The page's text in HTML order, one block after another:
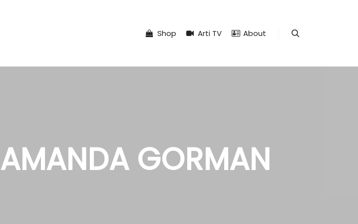
Shop Arti TV About
AMANDA GORMAN